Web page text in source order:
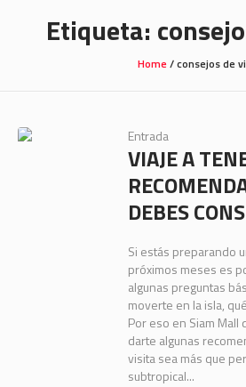
Etiqueta:
Home/consejos de
Entrada
VIAJE A
DEBES
Si estás preparando
próximos meses es
algunas preguntas
moverte en la isla,
Por eso en Siam
darte algunas
visita sea más que
subtropical...